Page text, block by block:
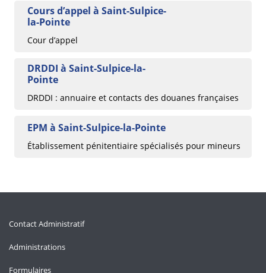
Cours d’appel à Saint-Sulpice-
la-Pointe
Cour d’appel
DRDDI à Saint-Sulpice-la-
Pointe
DRDDI : annuaire et contacts des douanes françaises
EPM à Saint-Sulpice-la-Pointe
Établissement pénitentiaire spécialisés pour mineurs
Contact Administratif
Administrations
Formulaires